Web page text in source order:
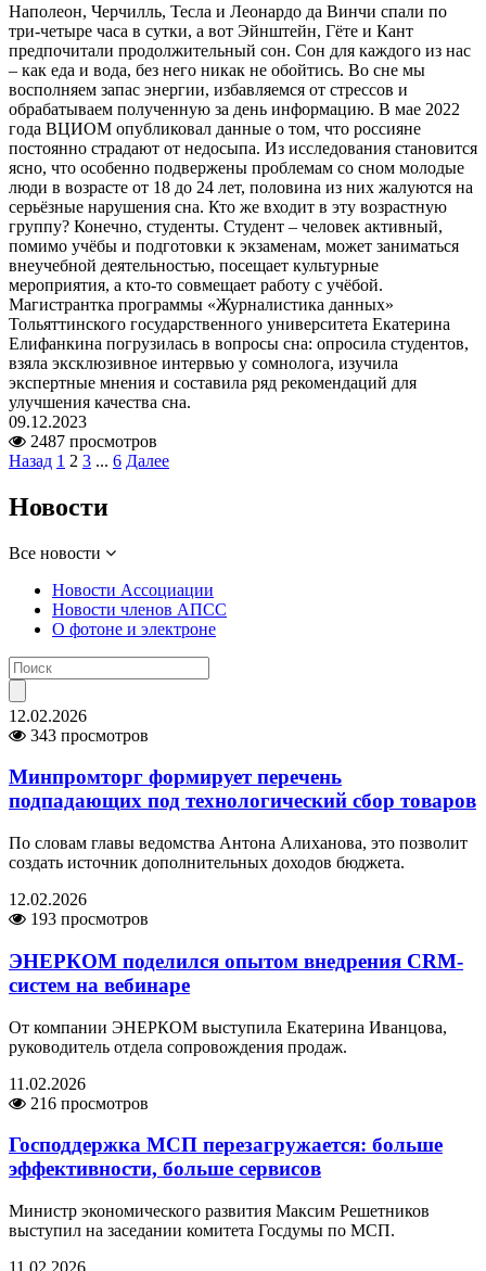
Наполеон, Черчилль, Тесла и Леонардо да Винчи спали по
три-четыре часа в сутки, а вот Эйнштейн, Гёте и Кант
предпочитали продолжительный сон. Сон для каждого из нас
– как еда и вода, без него никак не обойтись. Во сне мы
восполняем запас энергии, избавляемся от стрессов и
обрабатываем полученную за день информацию. В мае 2022
года ВЦИОМ опубликовал данные о том, что россияне
постоянно страдают от недосыпа. Из исследования становится
ясно, что особенно подвержены проблемам со сном молодые
люди в возрасте от 18 до 24 лет, половина из них жалуются на
серьёзные нарушения сна. Кто же входит в эту возрастную
группу? Конечно, студенты. Студент – человек активный,
помимо учёбы и подготовки к экзаменам, может заниматься
внеучебной деятельностью, посещает культурные
мероприятия, а кто-то совмещает работу с учёбой.
Магистрантка программы «Журналистика данных»
Тольяттинского государственного университета Екатерина
Елифанкина погрузилась в вопросы сна: опросила студентов,
взяла эксклюзивное интервью у сомнолога, изучила
экспертные мнения и составила ряд рекомендаций для
улучшения качества сна.
09.12.2023
2487 просмотров
Назад 1 2 3 ... 6 Далее
Новости
Все новости
Новости Ассоциации
Новости членов АПСС
О фотоне и электроне
12.02.2026
343 просмотров
Минпромторг формирует перечень
подпадающих под технологический сбор товаров
По словам главы ведомства Антона Алиханова, это позволит
создать источник дополнительных доходов бюджета.
12.02.2026
193 просмотров
ЭНЕРКОМ поделился опытом внедрения CRM-
систем на вебинаре
От компании ЭНЕРКОМ выступила Екатерина Иванцова,
руководитель отдела сопровождения продаж.
11.02.2026
216 просмотров
Господдержка МСП перезагружается: больше
эффективности, больше сервисов
Министр экономического развития Максим Решетников
выступил на заседании комитета Госдумы по МСП.
11.02.2026